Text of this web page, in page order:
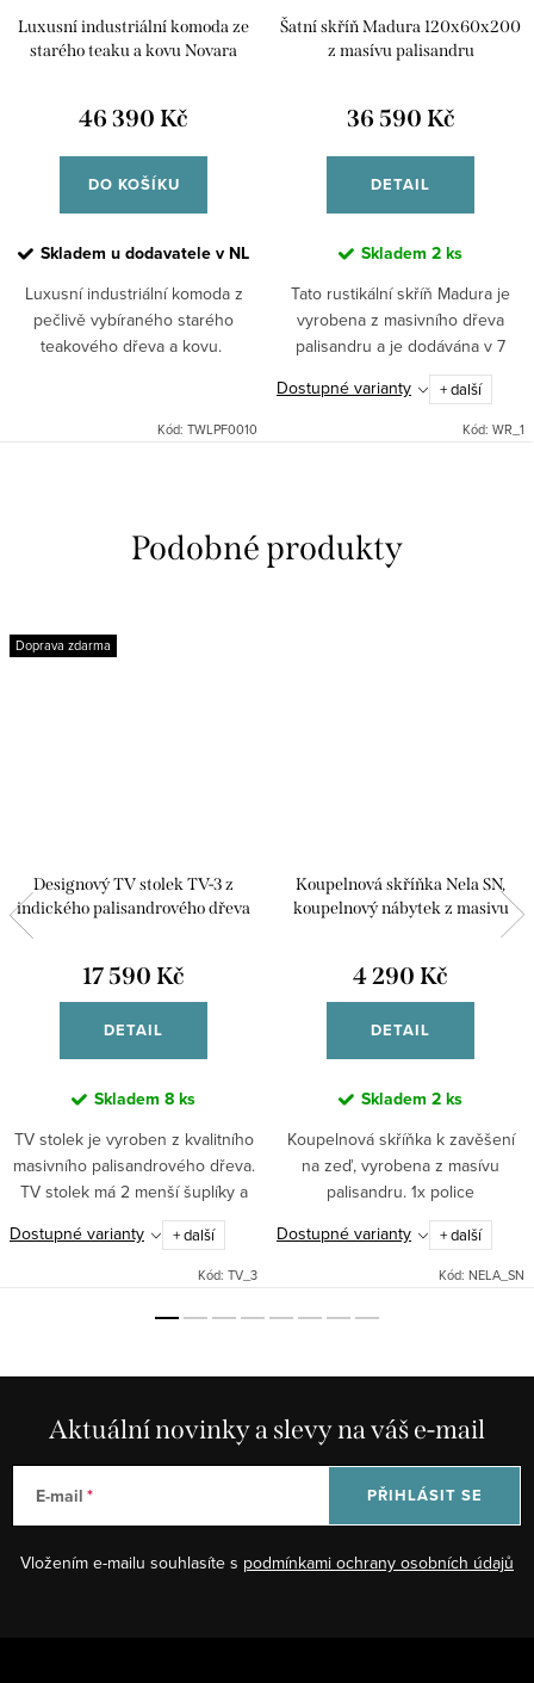
Luxusní industriální komoda ze
starého teaku a kovu Novara
46 390 Kč
DO KOŠÍKU
Skladem u dodavatele v NL
Luxusní industriální komoda z
pečlivě vybíraného starého
teakového dřeva a kovu.
Kód: TWLPF0010
Šatní skříň Madura 120x60x200
z masívu palisandru
36 590 Kč
DETAIL
Skladem 2 ks
Tato rustikální skříň Madura je
vyrobena z masivního dřeva
palisandru a je dodávána v 7
různých odstínech. Při
objednávce nutné
upřesnit."Nedokonalé"
Dostupné varianty + další
Kód: WR_1
Doprava zdarma
Designový TV stolek TV-3 z
indického palisandrového dřeva
17 590 Kč
DETAIL
Skladem 8 ks
TV stolek je vyroben z kvalitního
masivního palisandrového dřeva.
TV stolek má 2 menší šuplíky a
jeden dvojitý na pravé straně.
Indický stylový nábytek.
Dostupné varianty + další
Kód: TV_3
Koupelnová skříňka Nela SN,
koupelnový nábytek z masivu
4 290 Kč
DETAIL
Skladem 2 ks
Koupelnová skříňka k zavěšení
na zeď, vyrobena z masívu
palisandru. 1x police
Dostupné varianty
+ další
Kód: NELA_SN
Aktuální novinky a slevy na váš e-mail
E-mail
Vložením e-mailu souhlasíte s podmínkami ochrany osobních údajů
PŘIHLÁSIT SE